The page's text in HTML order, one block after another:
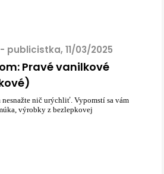
publicistka, 11/03/2025
Pravé vanilkové
nesnažte nič urýchliť. Vypomstí sa vám
výrobky z bezlepkovej